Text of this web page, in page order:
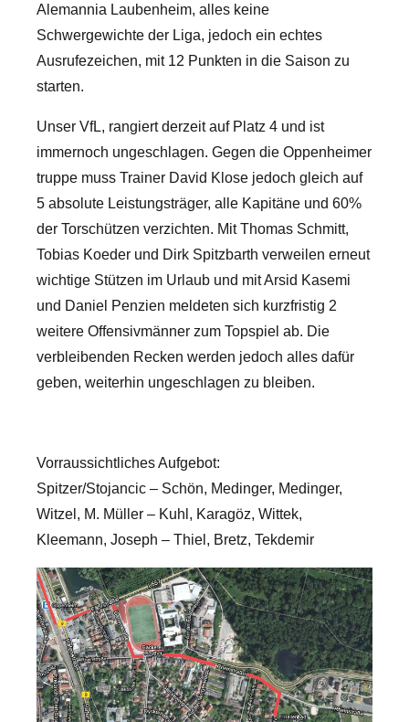
Alemannia Laubenheim, alles keine
Schwergewichte der Liga, jedoch ein echtes
Ausrufezeichen, mit 12 Punkten in die Saison zu
starten.
Unser VfL, rangiert derzeit auf Platz 4 und ist
immernoch ungeschlagen. Gegen die Oppenheimer
truppe muss Trainer David Klose jedoch gleich auf
5 absolute Leistungsträger, alle Kapitäne und 60%
der Torschützen verzichten. Mit Thomas Schmitt,
Tobias Koeder und Dirk Spitzbarth verweilen erneut
wichtige Stützen im Urlaub und mit Arsid Kasemi
und Daniel Penzien meldeten sich kurzfristig 2
weitere Offensivmänner zum Topspiel ab. Die
verbleibenden Recken werden jedoch alles dafür
geben, weiterhin ungeschlagen zu bleiben.
Vorraussichtliches Aufgebot:
Spitzer/Stojancic – Schön, Medinger, Medinger,
Witzel, M. Müller – Kuhl, Karagöz, Wittek,
Kleemann, Joseph – Thiel, Bretz, Tekdemir